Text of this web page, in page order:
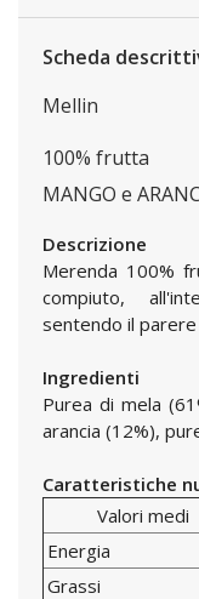
Scheda
Mellin
100% frutta
MANGO e
Descrizione
Merenda 100%
compiuto,
sentendo il parere
Ingredienti
Purea di mela
arancia (12%),
Caratteristiche
Valori medi
Energia
Grassi